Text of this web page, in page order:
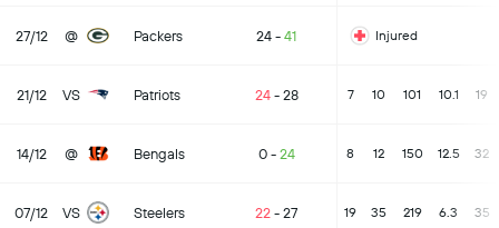
27/12 @ Packers 24 - 41 Injured
21/12 VS Patriots 24- 28 7 10 101 10.1 19
14/12 @ Bengals 0- 24 8 12 150 12.5 32
07/12 VS Steelers 22 - 27 19 35 219 6.3 35